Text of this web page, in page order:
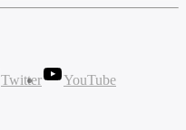
Twitter
YouTube